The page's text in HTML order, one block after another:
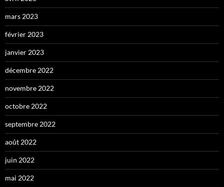
mars 2023
février 2023
janvier 2023
décembre 2022
novembre 2022
octobre 2022
septembre 2022
août 2022
juin 2022
mai 2022